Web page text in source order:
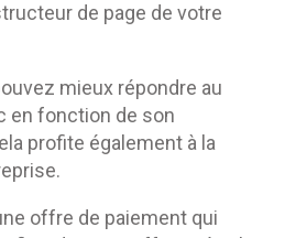
de page de votre
mieux répondre au
en fonction de son
profite également à la
offre de paiement qui